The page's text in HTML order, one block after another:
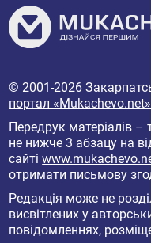
© 2001-2026
портал «Mukachevo.net»
Передрук матеріалів –
не нижче 3 абзацу на
сайті
отримати письмову
Редакція може не
висвітлених у
повідомленнях,